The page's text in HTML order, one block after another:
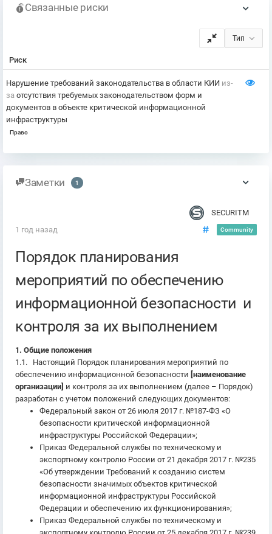
Связанные риски
Тип
Риск
Нарушение требований законодательства в области КИИ из-
за отсутствия требуемых законодательством форм и
документов в объекте критической информационной
инфраструктуры
Право
Заметки 1
SECURITM
1 год назад
Community
Порядок планирования
мероприятий по обеспечению
информационной безопасности и
контроля за их выполнением
1. Общие положения
1.1. Настоящий Порядок планирования мероприятий по
обеспечению информационной безопасности [наименование
организации] и контроля за их выполнением (далее – Порядок)
разработан с учетом положений следующих документов:
Федеральный закон от 26 июля 2017 г. №187-ФЗ «О
безопасности критической информационной
инфраструктуры Российской Федерации»;
Приказ Федеральной службы по техническому и
экспортному контролю России от 21 декабря 2017 г. №235
«Об утверждении Требований к созданию систем
безопасности значимых объектов критической
информационной инфраструктуры Российской
Федерации и обеспечению их функционирования»;
Приказ Федеральной службы по техническому и